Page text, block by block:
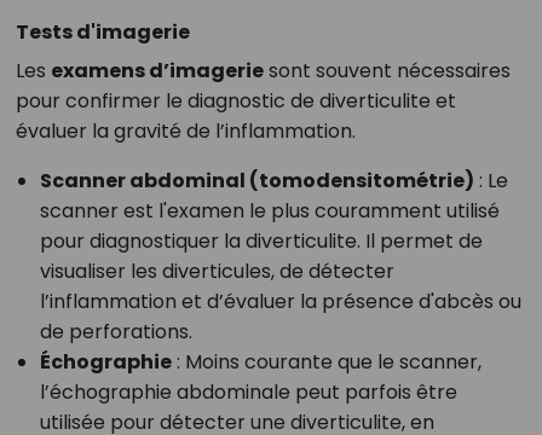
Tests d'imagerie
Les examens d’imageriesont souvent nécessaires
pour confirmer le diagnostic de diverticulite et
évaluer la gravité de l’inflammation.
Scanner abdominal (tomodensitométrie) : Le
scanner est l'examen le plus couramment utilisé
pour diagnostiquer la diverticulite. Il permet de
visualiser les diverticules, de détecter
l’inflammation et d’évaluer la présence d'abcès ou
de perforations.
Échographie: Moins courante que le scanner,
l’échographie abdominale peut parfois être
utilisée pour détecter une diverticulite, en